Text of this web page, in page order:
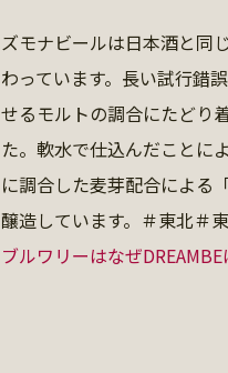
ズモナビールは日本酒と同
わっています。長い試行錯
せるモルトの調合にたどり
た。軟水で仕込んだことに
に調合した麦芽配合による
醸造しています。＃東北＃
ブルワリーはなぜ